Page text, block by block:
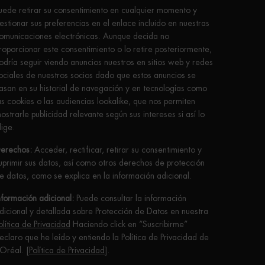
retirar su consentimiento en cualquier momento y
sus preferencias en el enlace incluido en nuestras
electrónicas. Aunque decida no
este consentimiento o lo retire posteriormente,
seguir viendo anuncios nuestros en sitios web y redes
de nuestros socios dado que estos anuncios se
en su historial de navegación y en tecnologías como
cookies o las audiencias lookalike, que nos permiten
publicidad relevante según sus intereses si así lo
Acceder, rectificar, retirar su consentimiento y
sus datos, así como otros derechos de protección
datos, como se explica en la información adicional.
adicional: Puede consultar la información
y detallada sobre Protección de Datos en nuestra
de Privacidad Haciendo click en “Suscribirme”
que he leído y entiendo la Política de Privacidad de
[
Política de Privacidad